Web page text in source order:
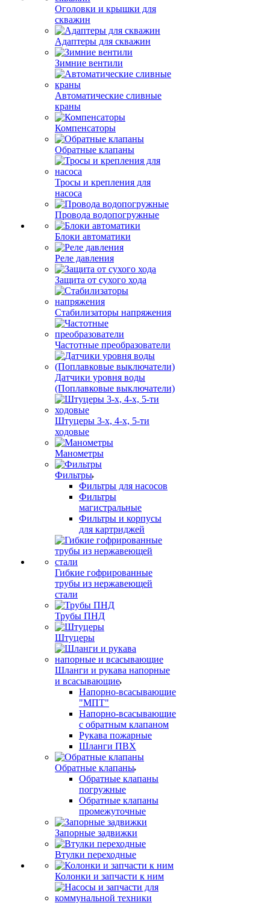
Оголовки и крышки для
скважин
Адаптеры для скважин
Зимние вентили
Автоматические сливные
краны
Компенсаторы
Обратные клапаны
Тросы и крепления для
насоса
Провода водопогружные
Блоки автоматики
Реле давления
Защита от сухого хода
Стабилизаторы напряжения
Частотные преобразователи
Датчики уровня воды
(Поплавковые выключатели)
Штуцеры 3-х, 4-х, 5-ти
ходовые
Манометры
Фильтры
Фильтры для насосов
Фильтры
магистральные
Фильтры и корпусы
для картриджей
Гибкие гофрированные
трубы из нержавеющей
стали
Трубы ПНД
Штуцеры
Шланги и рукава напорные
и всасывающие
Напорно-всасывающие
"МПТ"
Напорно-всасывающие
с обратным клапаном
Рукава пожарные
Шланги ПВХ
Обратные клапаны
Обратные клапаны
погружные
Обратные клапаны
промежуточные
Запорные задвижки
Втулки переходные
Колонки и запчасти к ним